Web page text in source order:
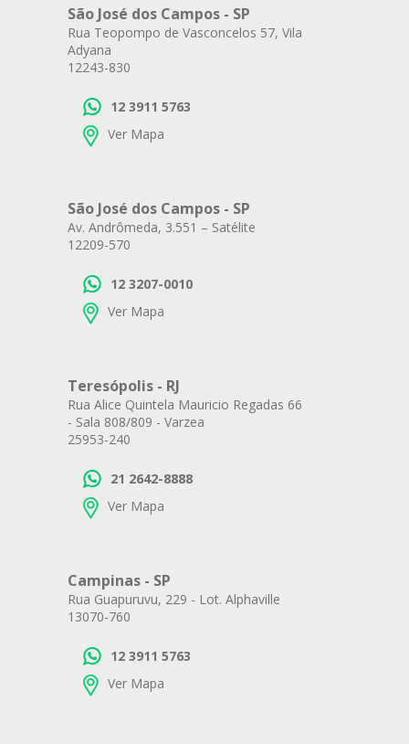
São José dos Campos - SP
Rua Teopompo de Vasconcelos 57, Vila
Adyana
12243-830
12 3911 5763
Ver Mapa
São José dos Campos - SP
Av. Andrômeda, 3.551 – Satélite
12209-570
12 3207-0010
Ver Mapa
Teresópolis - RJ
Rua Alice Quintela Mauricio Regadas 66
- Sala 808/809 - Varzea
25953-240
21 2642-8888
Ver Mapa
Campinas - SP
Rua Guapuruvu, 229 - Lot. Alphaville
13070-760
12 3911 5763
Ver Mapa